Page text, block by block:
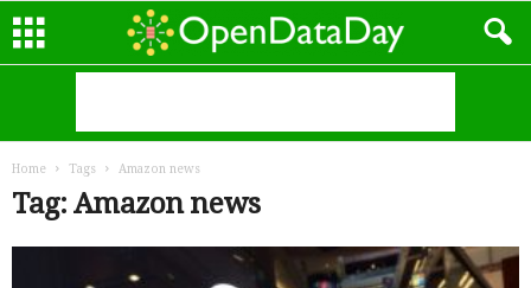
Home Tags Amazon news
Tag: Amazon news